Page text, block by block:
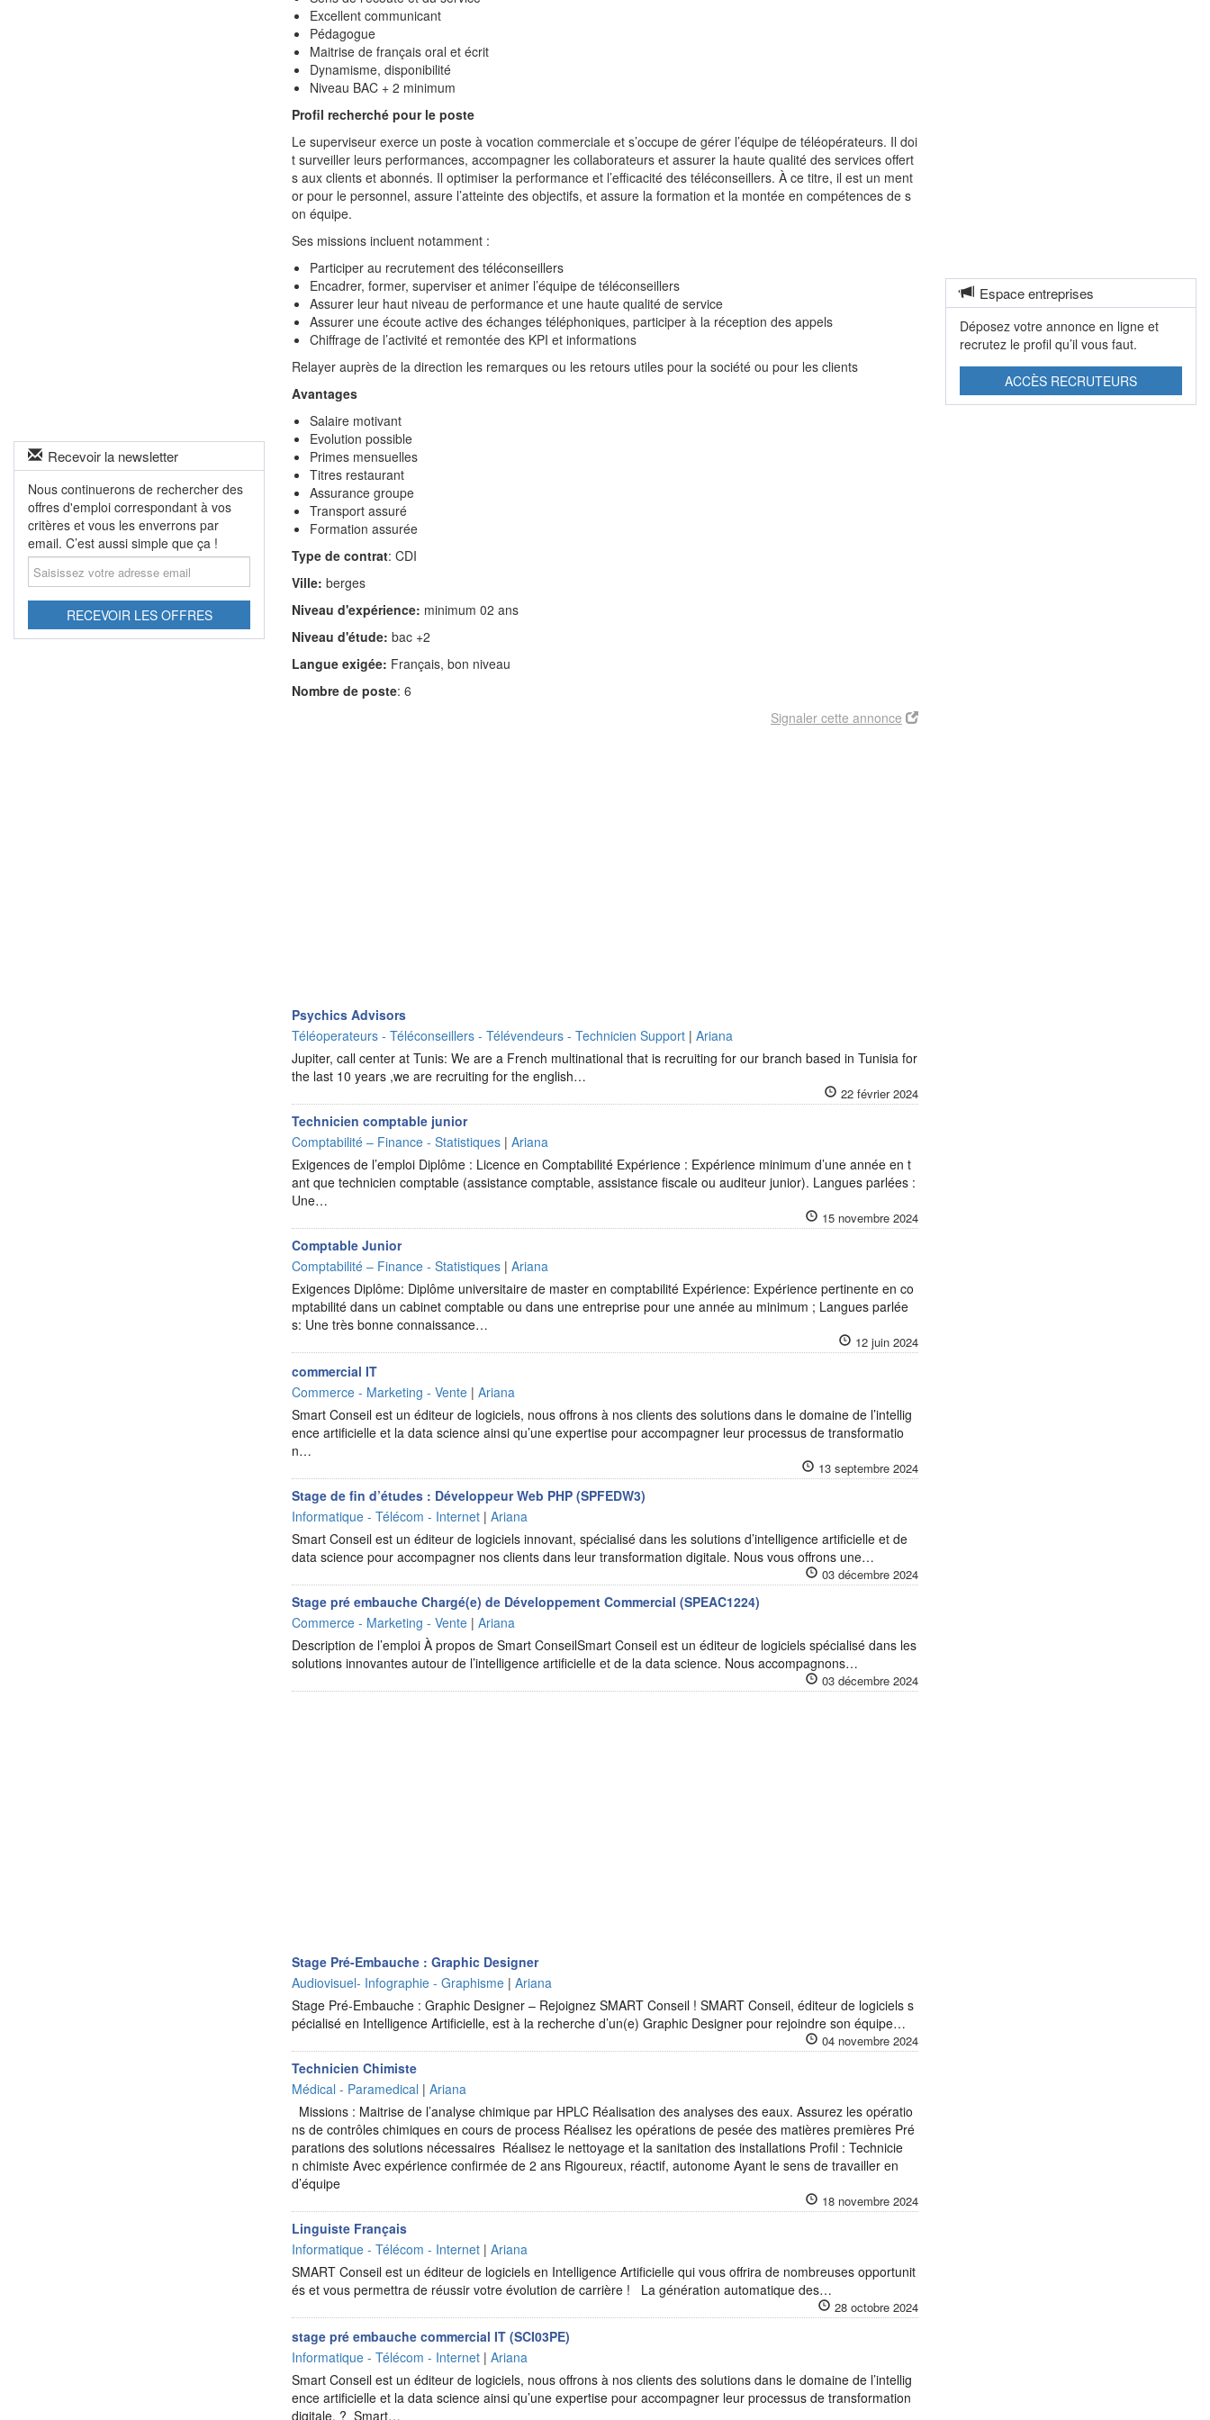
Recevoir la newsletter
Nous continuerons de rechercher des
offres d'emploi correspondant à vos
critères et vous les enverrons par
email. C’est aussi simple que ça !
Saisissez
votre
adresse
RECEVOIR LES OFFRES
Excellent communicant
Pédagogue
Maitrise de français oral et écrit
Dynamisme, disponibilité
Niveau BAC + 2 minimum
Profil recherché pour le poste
Le superviseur exerce un poste à vocation commerciale et s’occupe de gérer l’équipe de téléopérateurs. Il doi
t surveiller leurs performances, accompagner les collaborateurs et assurer la haute qualité des services offert
s aux clients et abonnés. Il optimiser la performance et l’efficacité des téléconseillers. À ce titre, il est un ment
or pour le personnel, assure l’atteinte des objectifs, et assure la formation et la montée en compétences de s
on équipe.
Ses missions incluent notamment :
Participer au recrutement des téléconseillers
Encadrer, former, superviser et animer l’équipe de téléconseillers
Assurer leur haut niveau de performance et une haute qualité de service
Assurer une écoute active des échanges téléphoniques, participer à la réception des appels
Chiffrage de l’activité et remontée des KPI et informations
Relayer auprès de la direction les remarques ou les retours utiles pour la société ou pour les clients
Avantages
Salaire motivant
Evolution possible
Primes mensuelles
Titres restaurant
Assurance groupe
Transport assuré
Formation assurée
Type de contrat: CDI
Ville: berges
Niveau d'expérience: minimum 02 ans
Niveau d'étude: bac +2
Langue exigée: Français, bon niveau
Nombre de poste: 6
Signaler cette annonce
Psychics Advisors
Téléoperateurs - Téléconseillers - Télévendeurs - Technicien Support |Ariana
Jupiter, call center at Tunis: We are a French multinational that is recruiting for our branch based in Tunisia for
the last 10 years ,we are recruiting for the english…
22 février 2024
Technicien comptable junior
Comptabilité – Finance - Statistiques |Ariana
Exigences de l’emploi Diplôme : Licence en Comptabilité Expérience : Expérience minimum d’une année en t
ant que technicien comptable (assistance comptable, assistance fiscale ou auditeur junior). Langues parlées :
Une…
15 novembre 2024
Comptable Junior
Comptabilité – Finance - Statistiques |Ariana
Exigences Diplôme: Diplôme universitaire de master en comptabilité Expérience: Expérience pertinente en co
mptabilité dans un cabinet comptable ou dans une entreprise pour une année au minimum ; Langues parlée
s: Une très bonne connaissance…
12 juin 2024
commercial IT
Commerce - Marketing - Vente |Ariana
Smart Conseil est un éditeur de logiciels, nous offrons à nos clients des solutions dans le domaine de l’intellig
ence artificielle et la data science ainsi qu’une expertise pour accompagner leur processus de transformatio
n…
13 septembre 2024
Stage de fin d’études : Développeur Web PHP (SPFEDW3)
Informatique - Télécom - Internet |Ariana
Smart Conseil est un éditeur de logiciels innovant, spécialisé dans les solutions d’intelligence artificielle et de
data science pour accompagner nos clients dans leur transformation digitale. Nous vous offrons une…
03 décembre 2024
Stage pré embauche Chargé(e) de Développement Commercial (SPEAC1224)
Commerce - Marketing - Vente |Ariana
Description de l’emploi À propos de Smart ConseilSmart Conseil est un éditeur de logiciels spécialisé dans les
solutions innovantes autour de l’intelligence artificielle et de la data science. Nous accompagnons…
03 décembre 2024
Stage Pré-Embauche : Graphic Designer
Audiovisuel- Infographie - Graphisme |Ariana
Stage Pré-Embauche : Graphic Designer – Rejoignez SMART Conseil ! SMART Conseil, éditeur de logiciels s
pécialisé en Intelligence Artificielle, est à la recherche d’un(e) Graphic Designer pour rejoindre son équipe…
04 novembre 2024
Technicien Chimiste
Médical - Paramedical |Ariana
Missions : Maitrise de l’analyse chimique par HPLC Réalisation des analyses des eaux. Assurez les opératio
ns de contrôles chimiques en cours de process Réalisez les opérations de pesée des matières premières Pré
parations des solutions nécessaires Réalisez le nettoyage et la sanitation des installations Profil : Technicie
n chimiste Avec expérience confirmée de 2 ans Rigoureux, réactif, autonome Ayant le sens de travailler en
d’équipe
18 novembre 2024
Linguiste Français
Informatique - Télécom - Internet |Ariana
SMART Conseil est un éditeur de logiciels en Intelligence Artificielle qui vous offrira de nombreuses opportunit
és et vous permettra de réussir votre évolution de carrière ! La génération automatique des…
28 octobre 2024
stage pré embauche commercial IT (SCI03PE)
Informatique - Télécom - Internet |Ariana
Smart Conseil est un éditeur de logiciels, nous offrons à nos clients des solutions dans le domaine de l’intellig
ence artificielle et la data science ainsi qu’une expertise pour accompagner leur processus de transformation
digitale. ? Smart…
Espace entreprises
Déposez votre annonce en ligne et
recrutez le profil qu’il vous faut.
ACCÈS RECRUTEURS